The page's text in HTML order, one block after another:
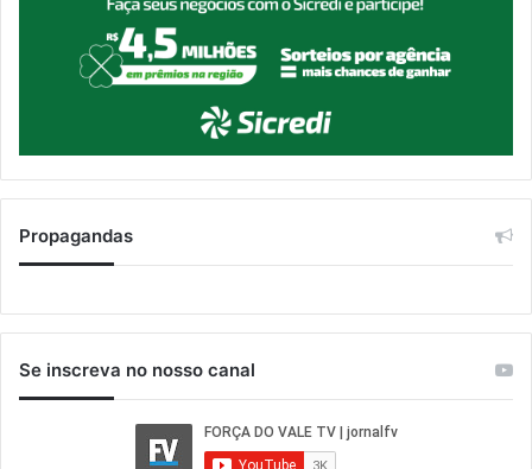
Propagandas
Se inscreva no nosso canal